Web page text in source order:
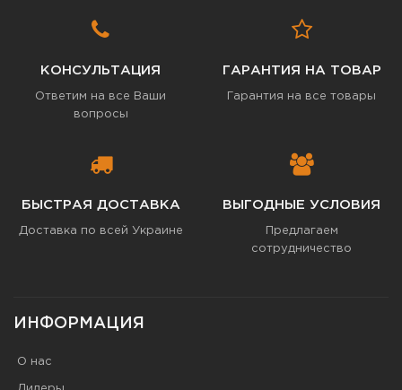
КОНСУЛЬТАЦИЯ
Ответим на все Ваши
вопросы
ГАРАНТИЯ НА ТОВАР
Гарантия на все товары
БЫСТРАЯ ДОСТАВКА
Доставка по всей Украине
ВЫГОДНЫЕ УСЛОВИЯ
Предлагаем
сотрудничество
ИНФОРМАЦИЯ
О нас